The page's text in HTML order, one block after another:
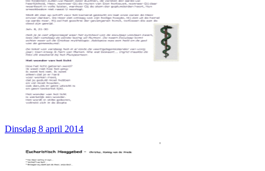
Dinsdag 8 april 2014